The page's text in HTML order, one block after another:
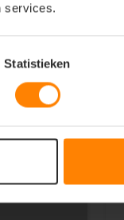
services.
Statistieken